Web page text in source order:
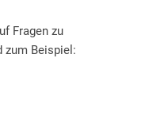
Fragen zu
zum Beispiel: